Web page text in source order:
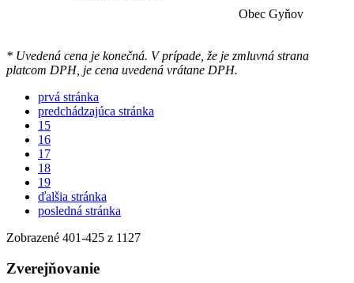
Obec Gyňov
* Uvedená cena je konečná. V prípade, že je zmluvná strana
platcom DPH, je cena uvedená vrátane DPH.
prvá stránka
predchádzajúca stránka
15
16
17
18
19
ďalšia stránka
posledná stránka
Zobrazené 401-425 z 1127
Zverejňovanie